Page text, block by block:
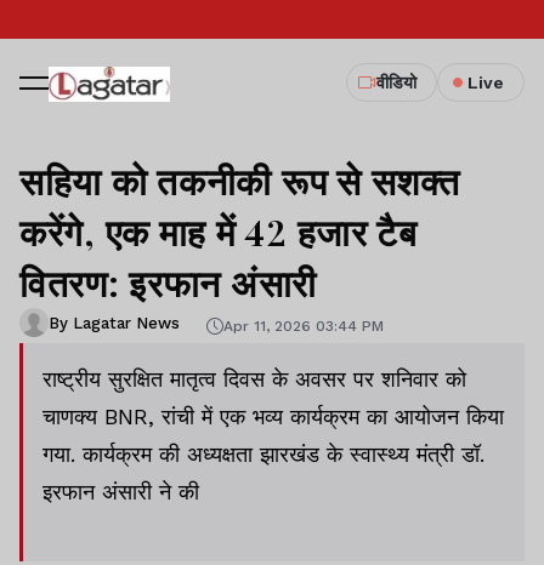
वीडियो Live
सहिया को तकनीकी रूप से सशक्त
करेंगे, एक माह में 42 हजार टैब
वितरण: इरफान अंसारी
By Lagatar News Apr 11, 2026 03:44 PM
राष्ट्रीय सुरक्षित मातृत्व दिवस के अवसर पर शनिवार को
चाणक्य BNR, रांची में एक भव्य कार्यक्रम का आयोजन किया
गया. कार्यक्रम की अध्यक्षता झारखंड के स्वास्थ्य मंत्री डॉ.
इरफान अंसारी ने की